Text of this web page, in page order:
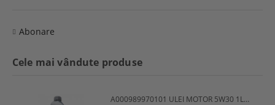
Abonare
Cele mai vândute produse
A000989970101 ULEI MOTOR 5W30 1L MERCEDES